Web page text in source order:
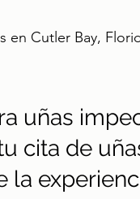
en Cutler Bay,
uñas
cita de
la